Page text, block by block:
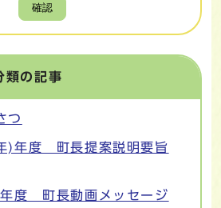
確認
類の記事
つ
年度 町長提案説明要旨
度 町長動画メッセージ